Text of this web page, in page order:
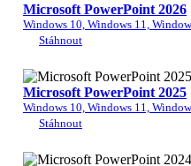
Microsoft PowerPoint 2026
Windows 10, Windows 11,
Stáhnout
Microsoft PowerPoint 2025
Windows 10, Windows 11,
Stáhnout